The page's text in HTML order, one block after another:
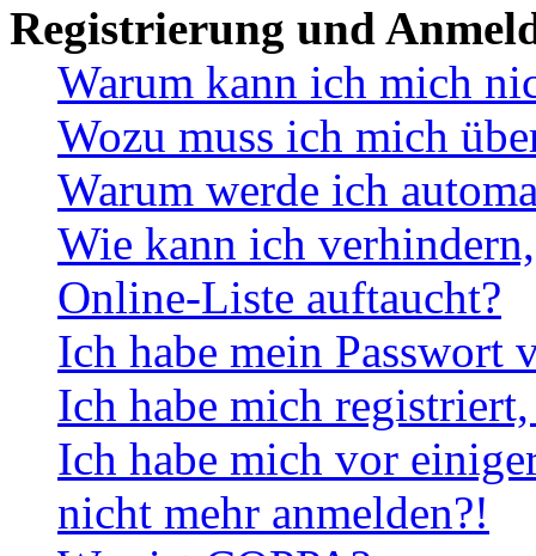
Registrierung und
Warum kann ich mich
Wozu muss ich mich
Warum werde ich
Wie kann ich
Online-Liste auftaucht?
Ich habe mein Passwort
Ich habe mich
Ich habe mich vor
nicht mehr anmelden?!